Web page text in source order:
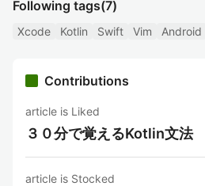
Following tags(7)
Xcode Kotlin Swift Vim Android
Contributions
article is Liked
３０分で覚えるKotlin文法
article is Stocked